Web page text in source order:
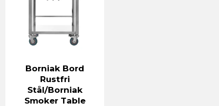
Borniak Bord
Rustfri
Stål/Borniak
Smoker Table